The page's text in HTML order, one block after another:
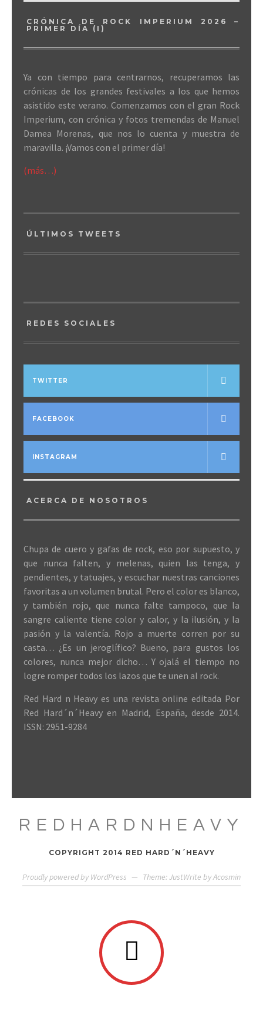
CRÓNICA DE ROCK IMPERIUM 2026 –
PRIMER DÍA (I)
Ya con tiempo para centrarnos, recuperamos las
crónicas de los grandes festivales a los que hemos
asistido este verano. Comenzamos con el gran Rock
Imperium, con crónica y fotos tremendas de Manuel
Damea Morenas, que nos lo cuenta y muestra de
maravilla. ¡Vamos con el primer día!
(más…)
ÚLTIMOS TWEETS
REDES SOCIALES
TWITTER
FACEBOOK
INSTAGRAM
ACERCA DE NOSOTROS
Chupa de cuero y gafas de rock, eso por supuesto, y
que nunca falten, y melenas, quien las tenga, y
pendientes, y tatuajes, y escuchar nuestras canciones
favoritas a un volumen brutal. Pero el color es blanco,
y también rojo, que nunca falte tampoco, que la
sangre caliente tiene color y calor, y la ilusión, y la
pasión y la valentía. Rojo a muerte corren por su
casta… ¿Es un jeroglífico? Bueno, para gustos los
colores, nunca mejor dicho… Y ojalá el tiempo no
logre romper todos los lazos que te unen al rock.
Red Hard n Heavy es una revista online editada Por
Red Hard´n´Heavy en Madrid, España, desde 2014.
ISSN: 2951-9284
REDHARDNHEAVY
COPYRIGHT 2014 RED HARD´N´HEAVY
Proudly powered by WordPress — Theme: JustWrite byAcosmin